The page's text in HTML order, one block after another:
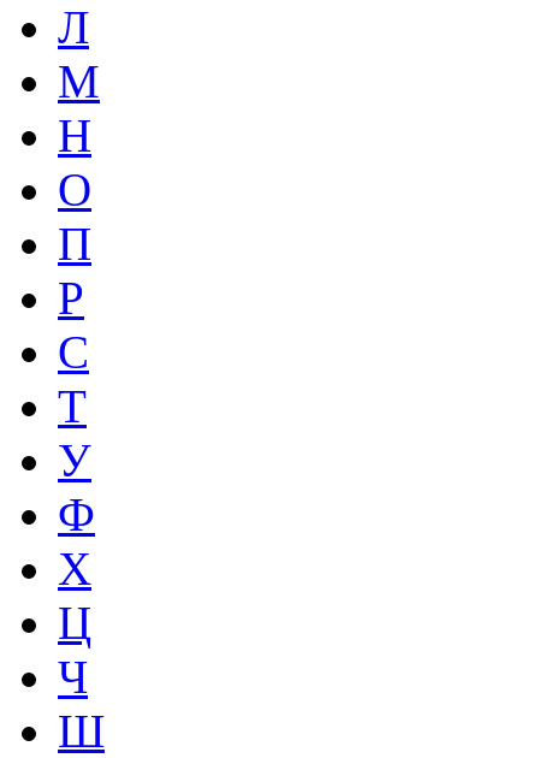
Л
М
Н
О
П
Р
С
Т
У
Ф
Х
Ц
Ч
Ш